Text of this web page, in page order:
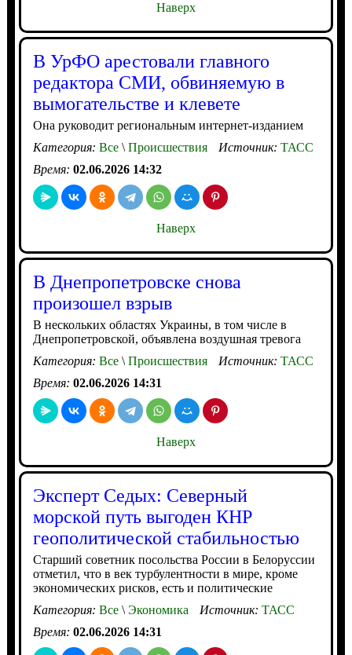
Наверх
В УрФО арестовали главного
редактора СМИ, обвиняемую в
вымогательстве и клевете
Она руководит региональным интернет-изданием
Категория: Все\Происшествия Источник: ТАСС
Время: 02.06.2026 14:32
Наверх
В Днепропетровске снова
произошел взрыв
В нескольких областях Украины, в том числе в
Днепропетровской, объявлена воздушная тревога
Категория: Все\Происшествия Источник: ТАСС
Время: 02.06.2026 14:31
Наверх
Эксперт Седых: Северный
морской путь выгоден КНР
геополитической стабильностью
Cтарший советник посольства России в Белоруссии
отметил, что в век турбулентности в мире, кроме
экономических рисков, есть и политические
Категория: Все\Экономика Источник: ТАСС
Время: 02.06.2026 14:31